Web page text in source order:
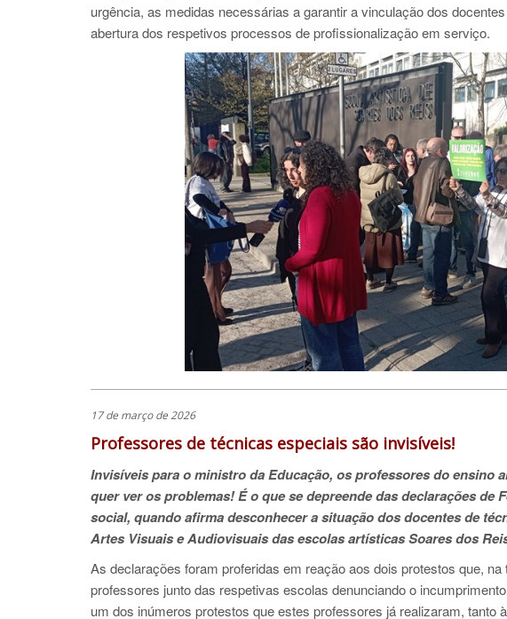
urgência, as medidas necessárias a garantir a vinculação dos
abertura dos respetivos processos de profissionalização em serviço.
17 de março de 2026
Professores de técnicas especiais são invisíveis!
Invisíveis para o ministro da Educação, os professores do ensino
quer ver os problemas! É o que se depreende das declarações de
social, quando afirma desconhecer a situação dos docentes de
Artes Visuais e Audiovisuais das escolas artísticas Soares dos
As declarações foram proferidas em reação aos dois protestos que,
professores junto das respetivas escolas denunciando o
um dos inúmeros protestos que estes professores já realizaram,